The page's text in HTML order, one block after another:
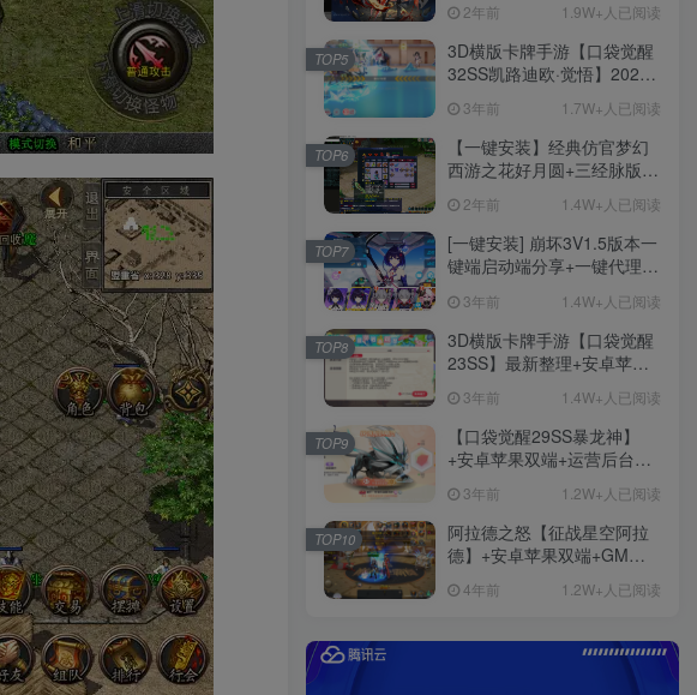
池文件
2年前 1.9W+人已阅读
3D横版卡牌手游【口袋觉醒
32SS凯路迪欧·觉悟】2023
+支付对接+安卓苹果双端+运
营后台+GM授权后台+代理
后台
3年前 1.7W+人已阅读
TOP5
【一键安装】经典仿官梦幻
西游之花好月圆+三经脉版本
卡+剧情活动+视频搭建及其
他修改资料
2年前 1.4W+人已阅读
TOP6
[一键安装] 崩坏3V1.5版本一
键端启动端分享+一键代理
ID+详细指令+极简一键修改
3年前 1.4W+人已阅读
TOP7
3D横版卡牌手游【口袋觉醒
23SS】最新整理+安卓苹果
细搭建教程
3年前 1.4W+人已阅读
TOP8
【口袋觉醒29SS暴龙神】
+安卓苹果双端+运营后台
端 3年前 1.2W+人已阅读
TOP9
阿拉德之怒【征战星空阿拉
德】+安卓苹果双端+GM授
+详细教程
4年前 1.2W+人已阅读
TOP10